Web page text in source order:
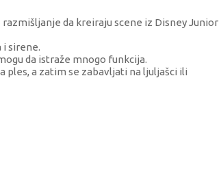
da kreiraju scene iz Disney Junior
i sirene.
da istraže mnogo funkcija.
ples, a zatim se zabavljati na ljuljašci ili